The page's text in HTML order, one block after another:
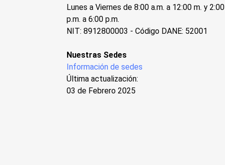
Lunes a Viernes de 8:00 a.m. a 12:00 m. y 2:00
p.m. a 6:00 p.m.
NIT: 8912800003 - Código DANE: 52001
Nuestras Sedes
Información de sedes
Última actualización:
03 de Febrero 2025